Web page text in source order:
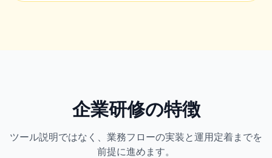
企業研修の特徴
ツール説明ではなく、業務フローの実装と運用定着までを
前提に進めます。